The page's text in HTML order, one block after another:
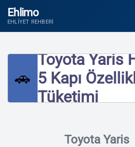
Ehlimo
EHLIYET REHBERI
🚗
Toyota Yaris
5 Kapı
Tüketimi
Toyota Yaris